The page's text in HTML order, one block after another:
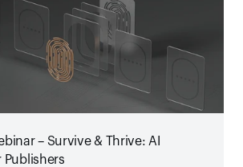
– Survive & Thrive: AI
Publishers